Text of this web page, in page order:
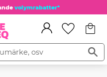
volymrabatter*